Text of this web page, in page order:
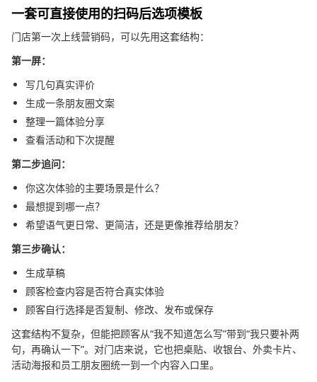
一套可直接使用的扫码后选项模板
门店第一次上线营销码，可以先用这套结构：
第一屏：
写几句真实评价
生成一条朋友圈文案
整理一篇体验分享
查看活动和下次提醒
第二步追问：
你这次体验的主要场景是什么？
最想提到哪一点？
希望语气更日常、更简洁，还是更像推荐给朋友？
第三步确认：
生成草稿
顾客检查内容是否符合真实体验
顾客自行选择是否复制、修改、发布或保存
这套结构不复杂，但能把顾客从“我不知道怎么写”带到“我只要补两
句，再确认一下”。对门店来说，它也把桌贴、收银台、外卖卡片、
活动海报和员工朋友圈统一到一个内容入口里。